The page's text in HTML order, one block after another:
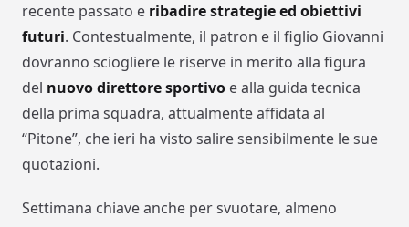
recente passato e ribadire strategie ed obiettivi
futuri. Contestualmente, il patron e il figlio Giovanni
dovranno sciogliere le riserve in merito alla figura
del nuovo direttore sportivo e alla guida tecnica
della prima squadra, attualmente affidata al
“Pitone”, che ieri ha visto salire sensibilmente le sue
quotazioni.
Settimana chiave anche per svuotare, almeno